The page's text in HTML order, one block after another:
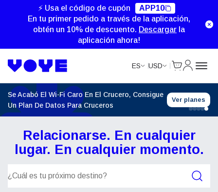
⚡ Usa el código de cupón
APP10
En tu primer pedido a través de la aplicación,
obtén un 10% de descuento. Descargar la
aplicación ahora!
ES USD
Se Acabó El Wi-Fi Caro En El Crucero, Consigue
Un Plan De Datos Para Cruceros
Ver planes
Relacionarse. En cualquier
lugar. En cualquier momento.